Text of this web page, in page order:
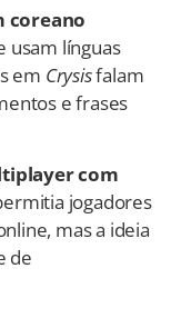
coreano
usam línguas
em Crysisfalam
e frases
com
jogadores
mas a ideia
de